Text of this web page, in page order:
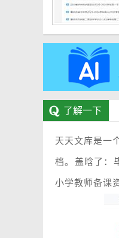
了解一下
天天文库是一
档。盖晗了：
小学教师备课